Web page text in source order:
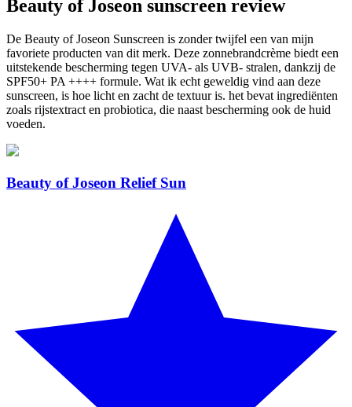
Beauty of Joseon sunscreen review
De Beauty of Joseon Sunscreen is zonder twijfel een van mijn
favoriete producten van dit merk. Deze zonnebrandcrème biedt een
uitstekende bescherming tegen UVA- als UVB- stralen, dankzij de
SPF50+ PA ++++ formule. Wat ik echt geweldig vind aan deze
sunscreen, is hoe licht en zacht de textuur is. het bevat ingrediënten
zoals rijstextract en probiotica, die naast bescherming ook de huid
voeden.
Beauty of Joseon Relief Sun